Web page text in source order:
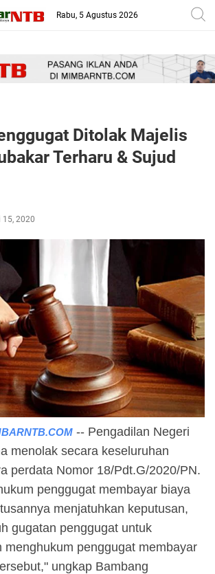
Rabu, 5 Agustus 2026
Ditolak Majelis
Terharu & Sujud
15, 2020
-- Pengadilan Negeri
menolak secara keseluruhan
perdata Nomor 18/Pdt.G/2020/PN.
penggugat membayar biaya
menjatuhkan keputusan,
gugatan penggugat untuk
menghukum penggugat membayar
ungkap Bambang